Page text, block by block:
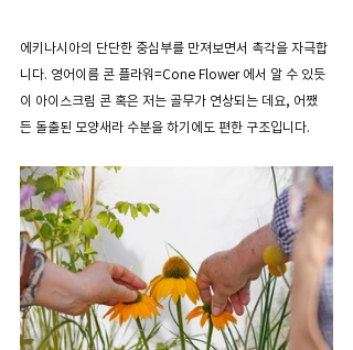
에키나시아의 단단한 중심부를 만져보면서 촉각을 자극합
니다. 영어이름 콘 플라워=Cone Flower 에서 알 수 있듯
이 아이스크림 콘 혹은 저는 골무가 연상되는 데요, 어쨌
든 돌출된 모양새라 수분을 하기에도 편한 구조입니다.